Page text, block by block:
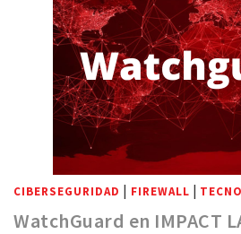
CIBERSEGURIDAD | FIREWALL |
WatchGuard en IMPACT